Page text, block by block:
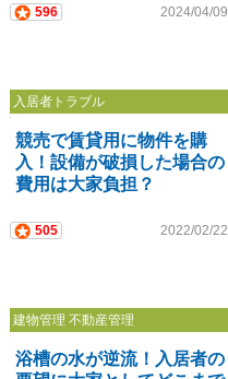
596 2024/04/09
入居者トラブル
競売で賃貸用に物件を購
入！設備が破損した場合の
費用は大家負担？
505 2022/02/22
建物管理 不動産管理
浴槽の水が逆流！入居者の